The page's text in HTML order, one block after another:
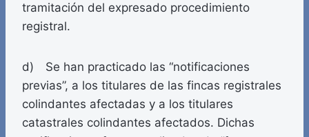
tramitación del expresado procedimiento
registral.
d) Se han practicado las “notificaciones
previas”, a los titulares de las fincas registrales
colindantes afectadas y a los titulares
catastrales colindantes afectados. Dichas